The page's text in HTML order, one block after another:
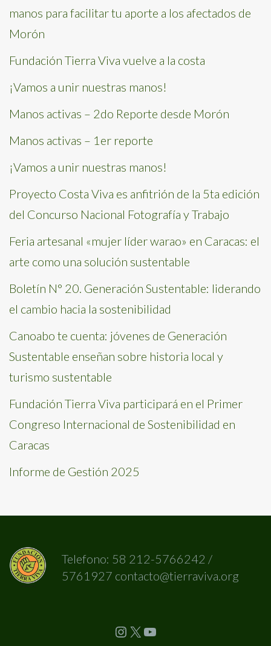
manos para facilitar tu aporte a los afectados de
Morón
Fundación Tierra Viva vuelve a la costa
¡Vamos a unir nuestras manos!
Manos activas – 2do Reporte desde Morón
Manos activas – 1er reporte
¡Vamos a unir nuestras manos!
Proyecto Costa Viva es anfitrión de la 5ta edición
del Concurso Nacional Fotografía y Trabajo
Feria artesanal «mujer líder warao» en Caracas: el
arte como una solución sustentable
Boletín N° 20. Generación Sustentable: liderando
el cambio hacia la sostenibilidad
Canoabo te cuenta: jóvenes de Generación
Sustentable enseñan sobre historia local y
turismo sustentable
Fundación Tierra Viva participará en el Primer
Congreso Internacional de Sostenibilidad en
Caracas
Informe de Gestión 2025
Telefono: 58 212-5766242 /
5761927 contacto@tierraviva.org
Instagram X YouTube